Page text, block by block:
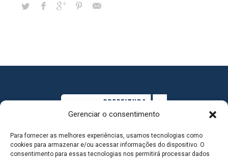
Gerenciar o consentimento
Para fornecer as melhores experiências, usamos tecnologias como
cookies para armazenar e/ou acessar informações do dispositivo. O
consentimento para essas tecnologias nos permitirá processar dados